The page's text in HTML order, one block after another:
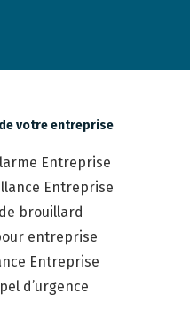
votre entreprise
Entreprise
Entreprise
brouillard
entreprise
Entreprise
d’urgence